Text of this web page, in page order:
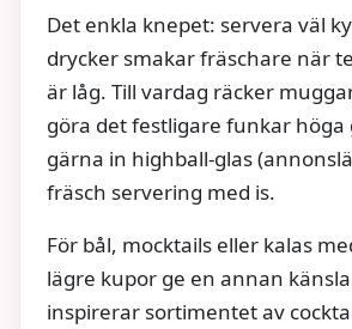
Det enkla knepet: servera väl
drycker smakar fräschare när
är låg. Till vardag räcker
göra det festligare funkar höga
gärna in highball-glas
fräsch servering med is.
För bål, mocktails eller kalas
lägre kupor ge en annan
inspirerar sortimentet av